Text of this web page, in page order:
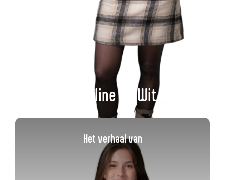
Caroline de Wit
Het verhaal van